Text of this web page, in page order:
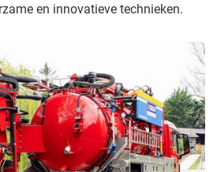
en innovatieve technieken.